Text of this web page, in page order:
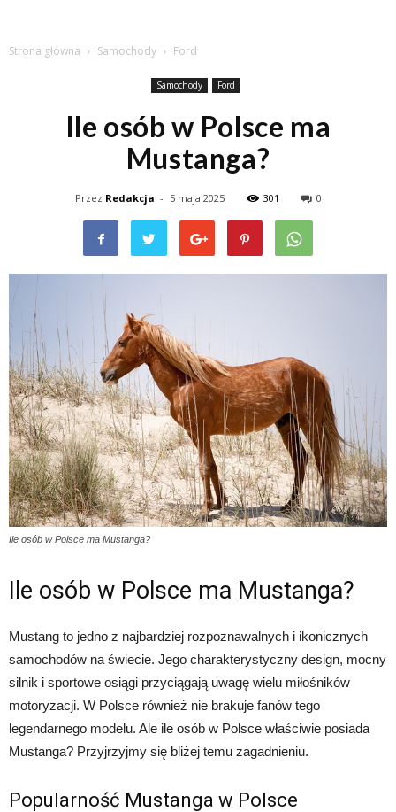
Strona główna Samochody Ford
Samochody Ford
Ile osób w Polsce ma
Mustanga?
Przez Redakcja - 5 maja 2025 301 0
Ile osób w Polsce ma Mustanga?
Ile osób w Polsce ma Mustanga?
Mustang to jedno z najbardziej rozpoznawalnych i ikonicznych
samochodów na świecie. Jego charakterystyczny design, mocny
silnik i sportowe osiągi przyciągają uwagę wielu miłośników
motoryzacji. W Polsce również nie brakuje fanów tego
legendarnego modelu. Ale ile osób w Polsce właściwie posiada
Mustanga? Przyjrzyjmy się bliżej temu zagadnieniu.
Popularność Mustanga w Polsce